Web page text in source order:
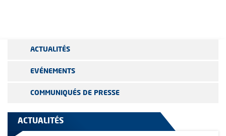
ACTUALITÉS
EVÉNEMENTS
COMMUNIQUÉS DE PRESSE
ACTUALITÉS